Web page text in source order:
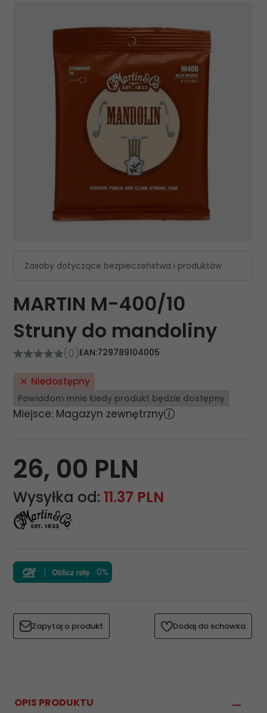
Zasoby dotyczące bezpieczeństwa i produktów
MARTIN M-400/10
Struny do mandoliny
(0)EAN:729789104005
Niedostępny
Powiadom mnie kiedy produkt będzie dostępny
Miejsce: Magazyn zewnętrzny
26, 00 PLN
Wysyłka od: 11.37 PLN
0%
Zapytaj o produkt Dodaj do schowka
OPIS PRODUKTU